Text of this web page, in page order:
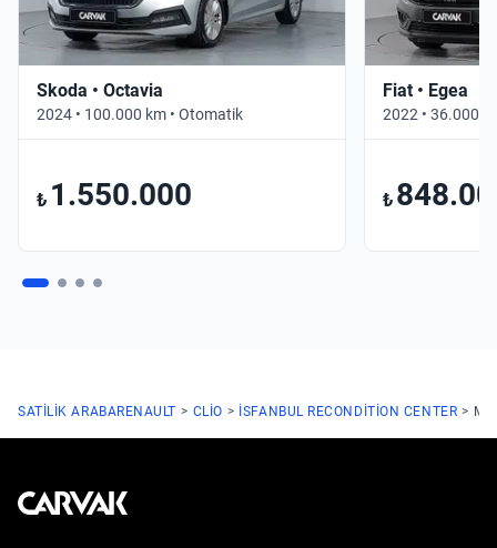
Skoda • Octavia
2024 • 100.000 km • Otomatik
₺ 1.550.000
Fiat • Egea
2022 • 36.000
₺
SATILIK ARABARENAULT CLIO ISFANBUL RECONDITION CENTER
Kavak